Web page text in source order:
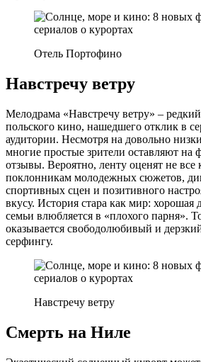
Отель Портофино
Навстречу ветру
Мелодрама «Навстречу ветру» –
польского кино, нашедшего отклик в
аудитории. Несмотря на довольно
многие простые зрители оставляют на
отзывы. Вероятно, ленту оценят не
поклонникам молодежных сюжетов,
спортивных сцен и позитивного
вкусу. История стара как мир: хорошая
семьи влюбляется в «плохого парня».
оказывается свободолюбивый и
серфингу.
Навстречу ветру
Смерть на Ниле